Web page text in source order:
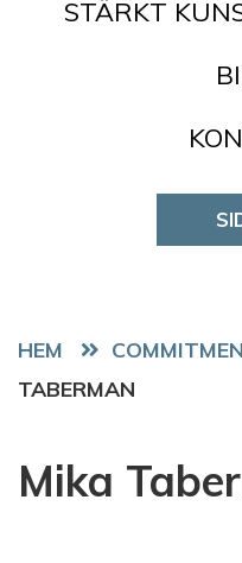
STÄRKT
HEM
TABERMAN
Mika